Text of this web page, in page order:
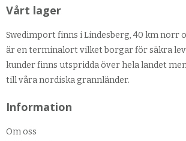
Vårt lager
Swedimport finns i Lindesberg, 40 km norr
är en terminalort vilket borgar för säkra
kunder finns utspridda över hela landet
till våra nordiska grannländer.
Information
Om oss